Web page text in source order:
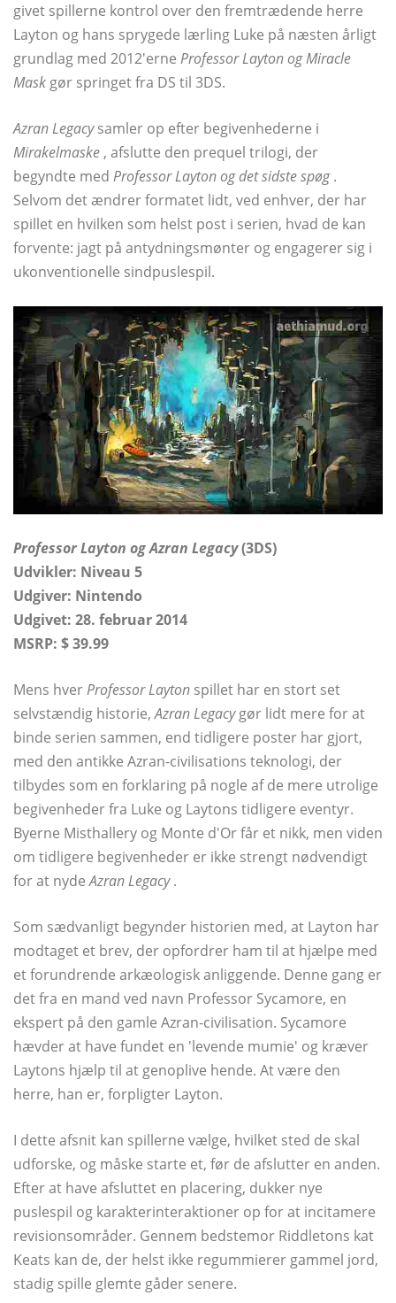
givet spillerne kontrol over den fremtrædende herre
Layton og hans sprygede lærling Luke på næsten årligt
grundlag med 2012'erne Professor Layton og Miracle
Mask gør springet fra DS til 3DS.
Azran Legacysamler op efter begivenhederne i
Mirakelmaske , afslutte den prequel trilogi, der
begyndte med Professor Layton og det sidste spøg.
Selvom det ændrer formatet lidt, ved enhver, der har
spillet en hvilken som helst post i serien, hvad de kan
forvente: jagt på antydningsmønter og engagerer sig i
ukonventionelle sindpuslespil.
Professor Layton og Azran Legacy(3DS)
Udvikler: Niveau 5
Udgiver: Nintendo
Udgivet: 28. februar 2014
MSRP: $ 39.99
Mens hverProfessor Layton spillet har en stort set
selvstændig historie,Azran Legacygør lidt mere for at
binde serien sammen, end tidligere poster har gjort,
med den antikke Azran-civilisations teknologi, der
tilbydes som en forklaring på nogle af de mere utrolige
begivenheder fra Luke og Laytons tidligere eventyr.
Byerne Misthallery og Monte d'Or får et nikk, men viden
om tidligere begivenheder er ikke strengt nødvendigt
for at nydeAzran Legacy.
Som sædvanligt begynder historien med, at Layton har
modtaget et brev, der opfordrer ham til at hjælpe med
et forundrende arkæologisk anliggende. Denne gang er
det fra en mand ved navn Professor Sycamore, en
ekspert på den gamle Azran-civilisation. Sycamore
hævder at have fundet en 'levende mumie' og kræver
Laytons hjælp til at genoplive hende. At være den
herre, han er, forpligter Layton.
I dette afsnit kan spillerne vælge, hvilket sted de skal
udforske, og måske starte et, før de afslutter en anden.
Efter at have afsluttet en placering, dukker nye
puslespil og karakterinteraktioner op for at incitamere
revisionsområder. Gennem bedstemor Riddletons kat
Keats kan de, der helst ikke regummierer gammel jord,
stadig spille glemte gåder senere.